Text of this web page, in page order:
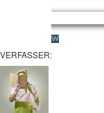
VERFASSER: